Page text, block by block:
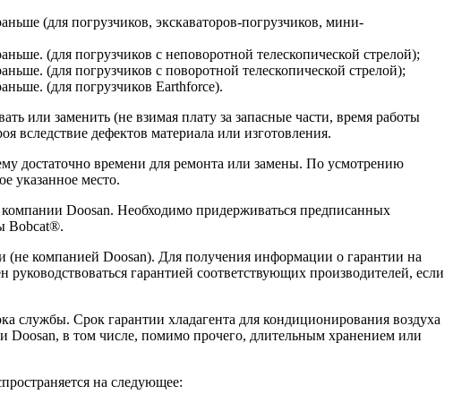
(для погрузчиков, экскаваторов-погрузчиков, мини-
(для погрузчиков с неповоротной телескопической стрелой);
(для погрузчиков с поворотной телескопической стрелой);
(для погрузчиков Earthforce).
или заменить (не взимая плату за запасные части, время работы
вследствие дефектов материала или изготовления.
достаточно времени для ремонта или замены. По усмотрению
указанное место.
Doosan. Необходимо придерживаться предписанных
Bobcat®.
компанией Doosan). Для получения информации о гарантии на
гарантией соответствующих производителей, если
службы. Срок гарантии хладагента для кондиционирования воздуха
в том числе, помимо прочего, длительным хранением или
на следующее: